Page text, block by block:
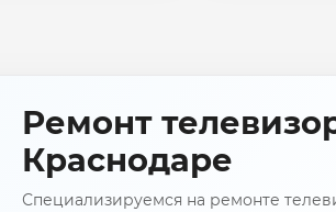
Ремонт
Краснодаре
Специализируемся на ремонте